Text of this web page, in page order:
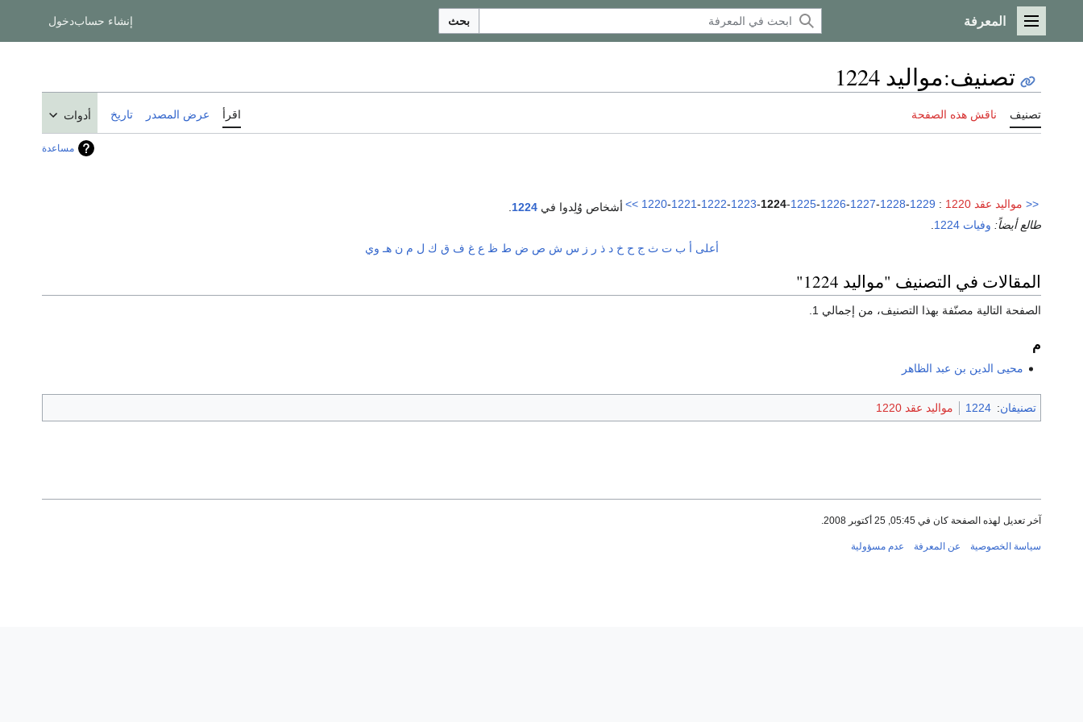
القائمة الرئيسية
المعرفة بحث إنشاء حسابدخول
تصنيف:مواليد 1224
تصنيف ناقش هذه الصفحة اقرأ عرض المصدر تاريخ أدوات
مساعدة
<< مواليد عقد 1220 :
1220-1221-1222-1223-1224-1225-1226-1227-1228-1229
>> أشخاص وُلِدوا في 1224
طالع أيضاً: وفيات 1224
أعلى أ ب ت ث ج ح خ د ذ ر ز س ش ص ض ط ظ ع غ ف ق ك ل م ن هـ وي
المقالات في التصنيف "مواليد 1224"
الصفحة التالية مصنّفة بهذا التصنيف، من إجمالي 1.
م
محيى الدين بن عبد الظاهر
تصنيفان:
1224 مواليد عقد 1220
آخر تعديل لهذه الصفحة كان في 05:45, 25 أكتوبر 2008.
سياسة الخصوصية عن المعرفة عدم مسؤولية